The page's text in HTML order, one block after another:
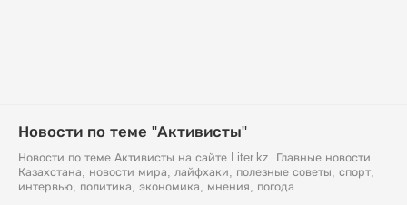
Новости по теме "Активисты"
Новости по теме Активисты на сайте Liter.kz. Главные новости
Казахстана, новости мира, лайфхаки, полезные советы, спорт,
интервью, политика, экономика, мнения, погода.